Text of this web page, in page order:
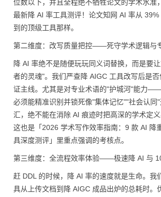
位数以下，并且全程绝不牺牲论文的学术水准
最新降 AI 率工具测评！论文知网 AI 率从
到的顶级工具那样。
第二维度：改写质量把控——死守学术逻辑与
降 AI 率绝不是随便玩玩同义词替换，而是要
者的灵魂"。我们严查降 AIGC 工具改写后是
证主线。尤其是对专业术语的"护城河"能力
必须能精准识别并锁死像"集体记忆""社会认同
汇，绝不能在消除 AI 痕迹时把高深的学术定义
这也是「2026 学术写作效率指南：9 款 AI 降
具深度测评」里重点强调的考核点。
第三维度：全流程效率体验——极速降 AI 与
赶 DDL 的时候，降 AI 率的速度就是生命。我
具从上传文档到降 AIGC 成品出炉的总耗时。